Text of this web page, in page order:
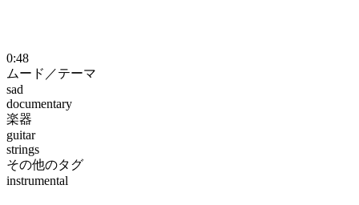
0:48
ムード／テーマ
sad
documentary
楽器
guitar
strings
その他のタグ
instrumental